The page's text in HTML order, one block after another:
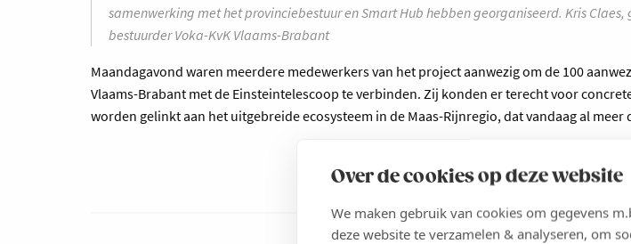
Over de cookies op deze website
We maken gebruik van cookies om gegevens
deze website te verzamelen & analyseren, om
samenwerking met het provinciebestuur en Smart Hub hebben georganiseerd. Kris
bestuurder Voka-KvK Vlaams-Brabant
Maandagavond waren meerdere medewerkers van het project aanwezig om de 100
Vlaams-Brabant met de Einsteintelescoop te verbinden. Zij konden er terecht voor
worden gelinkt aan het uitgebreide ecosysteem in de Maas-Rijnregio, dat vandaag al meer